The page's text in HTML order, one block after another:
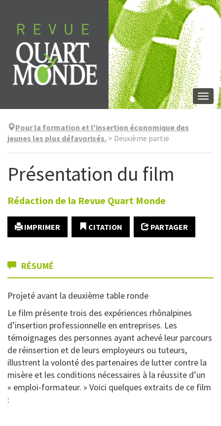
contenu
Pour la formation et l'insertion économique des
jeunes les plus défavorisés. > Deuxième partie
Présentation du film
Rédaction de la Revue Quart Monde
IMPRIMER CITATION PARTAGER
RÉSUMÉ
Projeté avant la deuxième table ronde
Le film présente trois des expériences rhônalpines
d’insertion professionnelle en entreprises. Les
témoignages des personnes ayant achevé leur parcours
de réinsertion et de leurs employeurs ou tuteurs,
illustrent la volonté des partenaires de lutter contre la
misère et les conditions nécessaires à la réussite d’un
« emploi-formateur. » Voici quelques extraits de ce film
: